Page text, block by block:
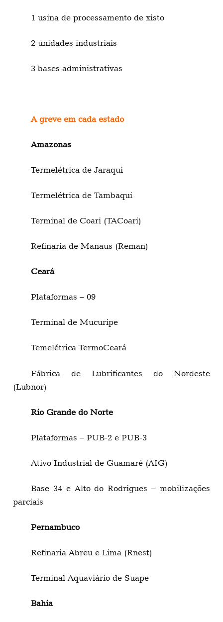
1 usina de processamento de xisto
2 unidades industriais
3 bases administrativas
A greve em cada estado
Amazonas
Termelétrica de Jaraqui
Termelétrica de Tambaqui
Terminal de Coari (TACoari)
Refinaria de Manaus (Reman)
Ceará
Plataformas – 09
Terminal de Mucuripe
Temelétrica TermoCeará
Fábrica de Lubrificantes do Nordeste
(Lubnor)
Rio Grande do Norte
Plataformas – PUB-2 e PUB-3
Ativo Industrial de Guamaré (AIG)
Base 34 e Alto do Rodrigues – mobilizações
parciais
Pernambuco
Refinaria Abreu e Lima (Rnest)
Terminal Aquaviário de Suape
Bahia